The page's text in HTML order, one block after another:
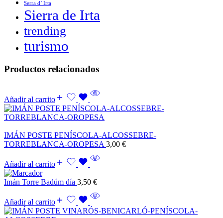
Serra d’ Irta
Sierra de Irta
trending
turismo
Productos relacionados
Añadir al carrito
IMÁN POSTE PENÍSCOLA-ALCOSSEBRE-
TORREBLANCA-OROPESA 3,00 €
Añadir al carrito
Imán Torre Badúm día 3,50 €
Añadir al carrito